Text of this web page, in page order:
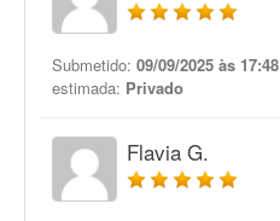
Submetido: 09/09/2025 às 17:48
estimada: Privado
Flavia G.